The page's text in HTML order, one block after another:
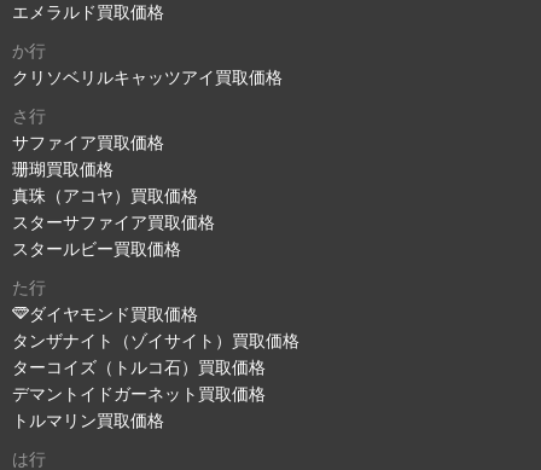
エメラルド買取価格
か行
クリソベリルキャッツアイ買取価格
さ行
サファイア買取価格
珊瑚買取価格
真珠（アコヤ）買取価格
スターサファイア買取価格
スタールビー買取価格
た行
ダイヤモンド買取価格
タンザナイト（ゾイサイト）買取価格
ターコイズ（トルコ石）買取価格
デマントイドガーネット買取価格
トルマリン買取価格
は行